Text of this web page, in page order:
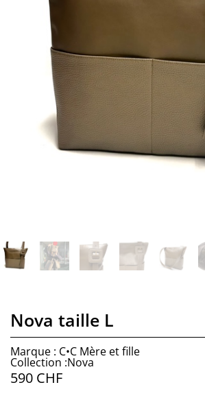
Nova taille L
Marque : C•C Mère et fille
Collection :Nova
590 CHF